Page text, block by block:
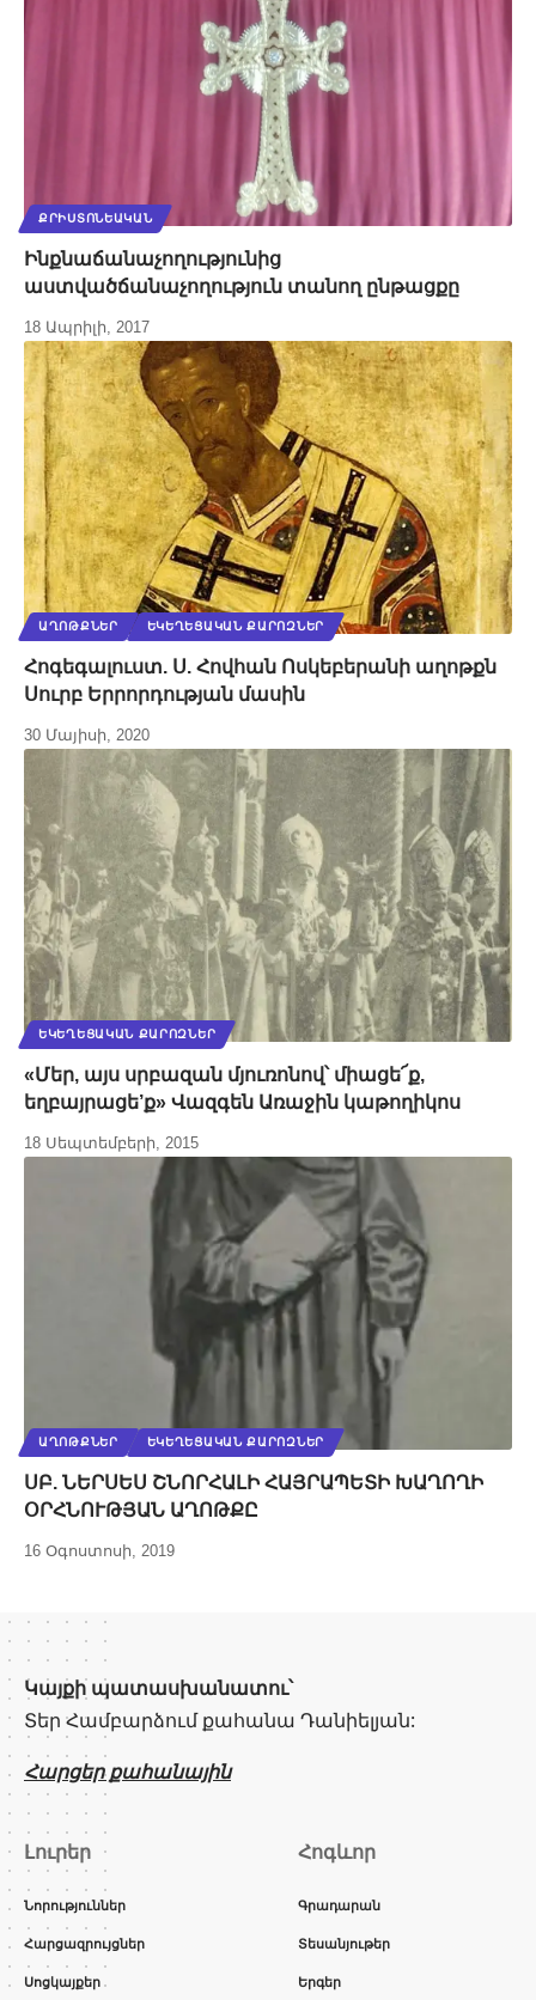
ՔՐԻՍՏՈՆԵԱԿԱՆ
Ինքնաճանաչողությունից
աստվածճանաչողություն տանող ընթացքը
18 Ապրիլի, 2017
ԱՂՈԹՔՆԵՐ ԵԿԵՂԵՑԱԿԱՆ ՔԱՐՈԶՆԵՐ
Հոգեգալուստ. Ս. Հովհան Ոսկեբերանի աղոթքն
Սուրբ Երրորդության մասին
30 Մայիսի, 2020
ԵԿԵՂԵՑԱԿԱՆ ՔԱՐՈԶՆԵՐ
«Մեր, այս սրբազան մյուռոնով՝ միացե՜ք,
եղբայրացե’ք» Վազգեն Առաջին կաթողիկոս
18 Սեպտեմբերի, 2015
ԱՂՈԹՔՆԵՐ ԵԿԵՂԵՑԱԿԱՆ ՔԱՐՈԶՆԵՐ
ՍԲ. ՆԵՐՍԵՍ ՇՆՈՐՀԱԼԻ ՀԱՅՐԱՊԵՏԻ ԽԱՂՈՂԻ
ՕՐՀՆՈՒԹՅԱՆ ԱՂՈԹՔԸ
16 Օգոստոսի, 2019
Կայքի պատասխանատու՝
Տեր Համբարձում քահանա Դանիելյան:
Հարցեր քահանային
Լուրեր
Նորություններ
Հարցազրույցներ
Սոցկայքեր
Հոգևոր
Գրադարան
Տեսանյութեր
Երգեր